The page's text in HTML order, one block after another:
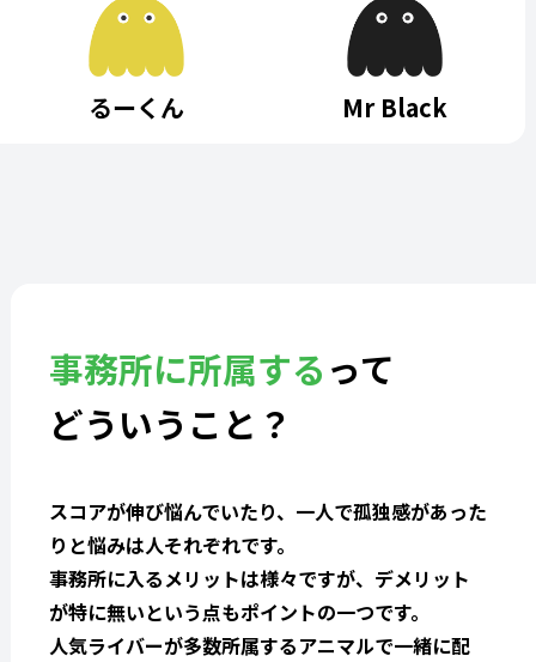
るーくん Mr Black
事務所に所属するって
どういうこと？
スコアが伸び悩んでいたり、一人で孤独感があった
りと悩みは人それぞれです。
事務所に入るメリットは様々ですが、デメリット
が特に無いという点もポイントの一つです。
人気ライバーが多数所属するアニマルで一緒に配